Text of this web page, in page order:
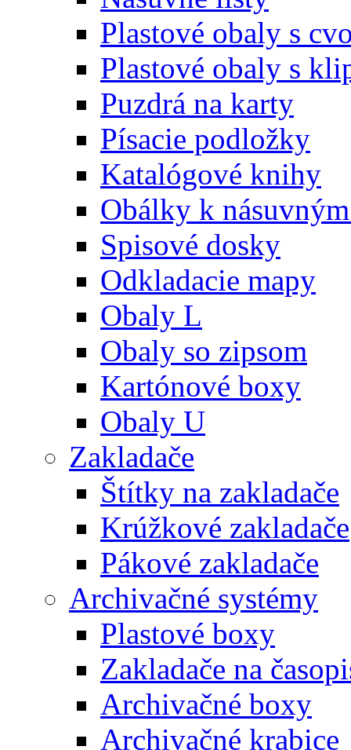
Plastové obaly s
Plastové obaly s
Puzdrá na karty
Písacie podložky
Katalógové knihy
Obálky k
Spisové dosky
Odkladacie mapy
Obaly L
Obaly so zipsom
Kartónové boxy
Obaly U
Zakladače
Štítky na zakladače
Krúžkové zakladače
Pákové zakladače
Archivačné systémy
Plastové boxy
Zakladače na
Archivačné boxy
Archivačné krabice